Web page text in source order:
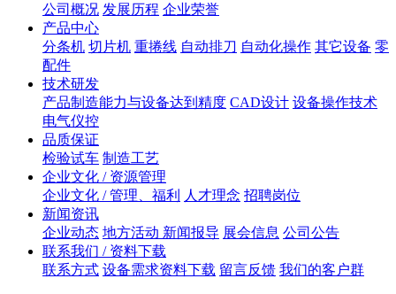
公司概况 发展历程 企业荣誉
产品中心
分条机 切片机 重捲线 自动排刀 自动化操作 其它设备 零
配件
技术研发
产品制造能力与设备达到精度 CAD设计 设备操作技术
电气仪控
品质保证
检验试车 制造工艺
企业文化 / 资源管理
企业文化 / 管理、福利
人才理念 招聘岗位
新闻资讯
企业动态 地方活动 新闻报导 展会信息 公司公告
联系我们 / 资料下载
联系方式 设备需求资料下载 留言反馈 我们的客户群